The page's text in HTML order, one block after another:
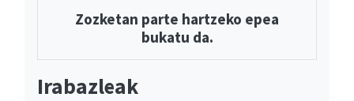
Zozketan parte hartzeko epea
bukatu da.
Irabazleak